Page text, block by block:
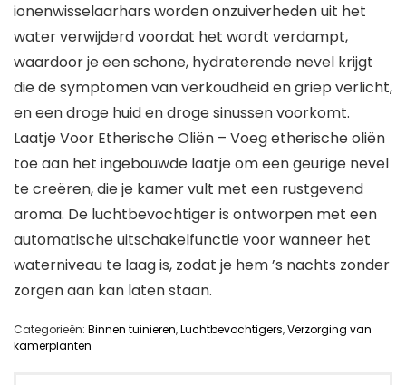
ionenwisselaarhars worden onzuiverheden uit het
water verwijderd voordat het wordt verdampt,
waardoor je een schone, hydraterende nevel krijgt
die de symptomen van verkoudheid en griep verlicht,
en een droge huid en droge sinussen voorkomt.
Laatje Voor Etherische Oliën – Voeg etherische oliën
toe aan het ingebouwde laatje om een geurige nevel
te creëren, die je kamer vult met een rustgevend
aroma. De luchtbevochtiger is ontworpen met een
automatische uitschakelfunctie voor wanneer het
waterniveau te laag is, zodat je hem ’s nachts zonder
zorgen aan kan laten staan.
Categorieën: Binnen tuinieren,Luchtbevochtigers,Verzorging van
kamerplanten